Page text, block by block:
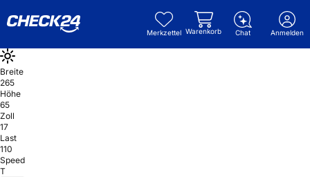
Merkzettel Warenkorb Chat Anmelden
Breite
265
Höhe
65
Zoll
17
Last
110
Speed
T